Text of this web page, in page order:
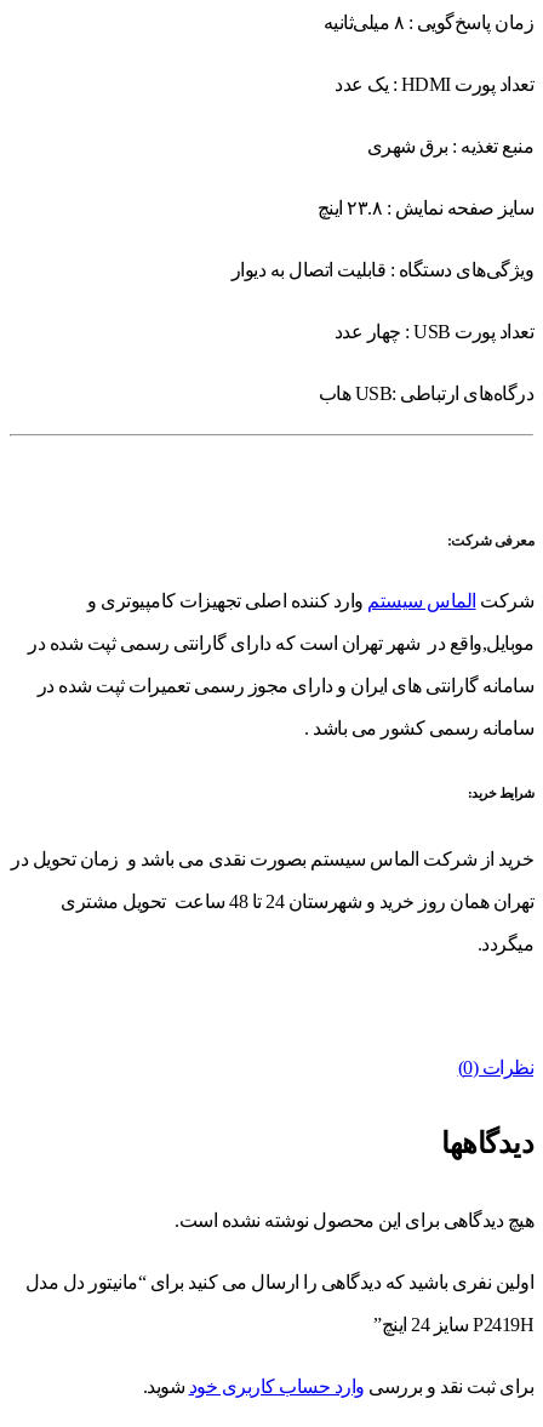
زمان پاسخ‌گویی : ۸ میلی‌ثانیه
تعداد پورت HDMI : یک عدد
منبع تغذیه : برق شهری
سایز صفحه نمایش : ۲۳.۸ اینچ
ویژگی‌های دستگاه : قابلیت اتصال به دیوار
تعداد پورت USB : چهار عدد
درگاه‌های ارتباطی :USB هاب
معرفی شرکت:
شرکت الماس سیستم وارد کننده اصلی تجهیزات کامپیوتری و
موبایل,واقع در شهر تهران است که دارای گارانتی رسمی ثپت شده در
سامانه گارانتی های ایران و دارای مجوز رسمی تعمیرات ثپت شده در
سامانه رسمی کشور می باشد .
شرایط خرید:
خرید از شرکت الماس سیستم بصورت نقدی می باشد و زمان تحویل در
تهران همان روز خرید و شهرستان 24 تا 48 ساعت تحویل مشتری
میگردد.
نظرات (0)
دیدگاهها
هیچ دیدگاهی برای این محصول نوشته نشده است.
اولین نفری باشید که دیدگاهی را ارسال می کنید برای “مانیتور دل مدل
P2419H سایز 24 اینچ”
برای ثبت نقد و بررسی وارد حساب کاربری خود شوید.